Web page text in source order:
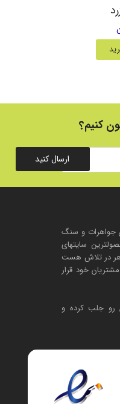
جواهرات و سنگ
سایتهای
در تلاش هست
خود قرار
رو جلب کرده و
کنیم؟
ارسال کنید